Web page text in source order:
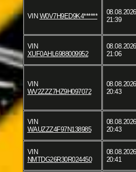
VIN W0V7H9ED9K4******
08.08.2026
21:39
VIN
XUF0AHL6988009952
08.08.2026
21:06
VIN
WV2ZZZ7HZ9H097072
08.08.2026
20:43
VIN
WAUZZZ4F97N138985
08.08.2026
20:43
VIN
NMTDG26R30R024450
08.08.2026
20:41